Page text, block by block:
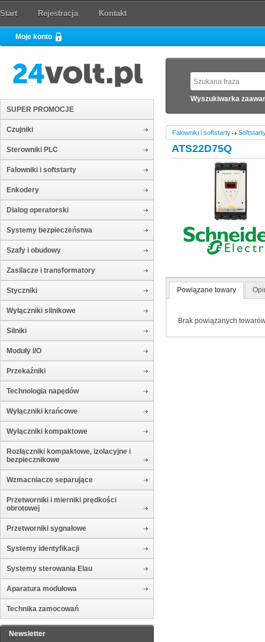
Start Rejestracja Kontakt
Moje konto
SUPER PROMOCJE
Czujniki
Sterowniki PLC
Falowniki i softstarty
Enkodery
Dialog operatorski
Systemy bezpieczeństwa
Szafy i obudowy
Zasilacze i transformatory
Styczniki
Wyłączniki silnikowe
Silniki
Moduły I/O
Przekaźniki
Technologia napędów
Wyłączniki krańcowe
Wyłączniki kompaktowe
Rozłączniki kompaktowe, izolacyjne i
bezpiecznikowe
Wzmacniacze separujące
Przetworniki i mierniki prędkości
obrotowej
Przetworniki sygnałowe
Systemy identyfikacji
Systemy sterowania Elau
Aparatura modułowa
Technika zamocowań
Newsletter
Wyszukiwarka
Falowniki i softstarty
ATS22D75Q
Powiązane towary
Brak powiązanych